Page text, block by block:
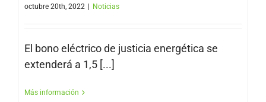
octubre 20th, 2022 Noticias
El bono eléctrico de justicia energética se
extenderá a 1,5 [...]
Más información